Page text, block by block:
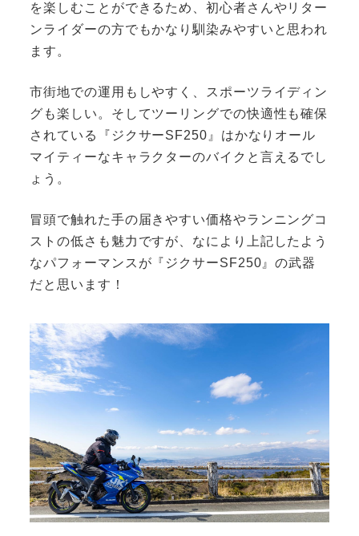
を楽しむことができるため、初心者さんやリター
ンライダーの方でもかなり馴染みやすいと思われ
ます。
市街地での運用もしやすく、スポーツライディン
グも楽しい。そしてツーリングでの快適性も確保
されている『ジクサーSF250』はかなりオール
マイティーなキャラクターのバイクと言えるでし
ょう。
冒頭で触れた手の届きやすい価格やランニングコ
ストの低さも魅力ですが、なにより上記したよう
なパフォーマンスが『ジクサーSF250』の武器
だと思います！